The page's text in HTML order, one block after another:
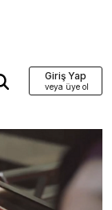
Giriş Yap